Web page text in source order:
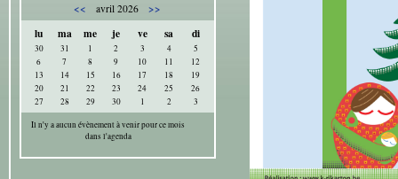
<< avril 2026
>>
lu
ma me je ve sa di
30 31 1 2 3 4
5
6
7 8 9 10 11
12
13
14 15 16 17 18
19
20
21 22 23 24 25
26
27
28 29 30 1 2
3
Il n'y a aucun évènement à venir pour ce mois
dans l'agenda